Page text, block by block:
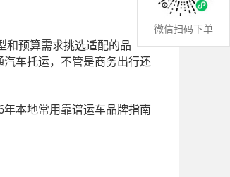
和预算需求挑选适配的品
车托运，不管是商务出行还
本地常用靠谱运车品牌指南
微信扫码下单